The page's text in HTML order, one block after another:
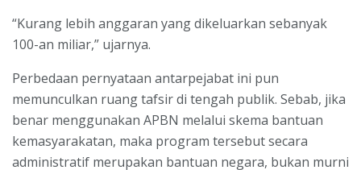
“Kurang lebih anggaran yang dikeluarkan sebanyak
100-an miliar,” ujarnya.
Perbedaan pernyataan antarpejabat ini pun
memunculkan ruang tafsir di tengah publik. Sebab, jika
benar menggunakan APBN melalui skema bantuan
kemasyarakatan, maka program tersebut secara
administratif merupakan bantuan negara, bukan murni